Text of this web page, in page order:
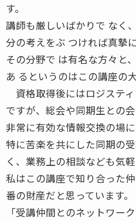
す。
講師も厳しいばかりで なく
分の考えをぶ つければ真摯
その分野で は有名な方々と
あ るというのはこの講座の
資格取得後にはロジステ
ですが、総会や同期生との
非常に有効な情報交換の場に
特に苦楽を共にした同期の
く、業務上の相談なども気軽
私はこの講座で知り合った
番の財産だと思っています。
「受講仲間とのネットワ